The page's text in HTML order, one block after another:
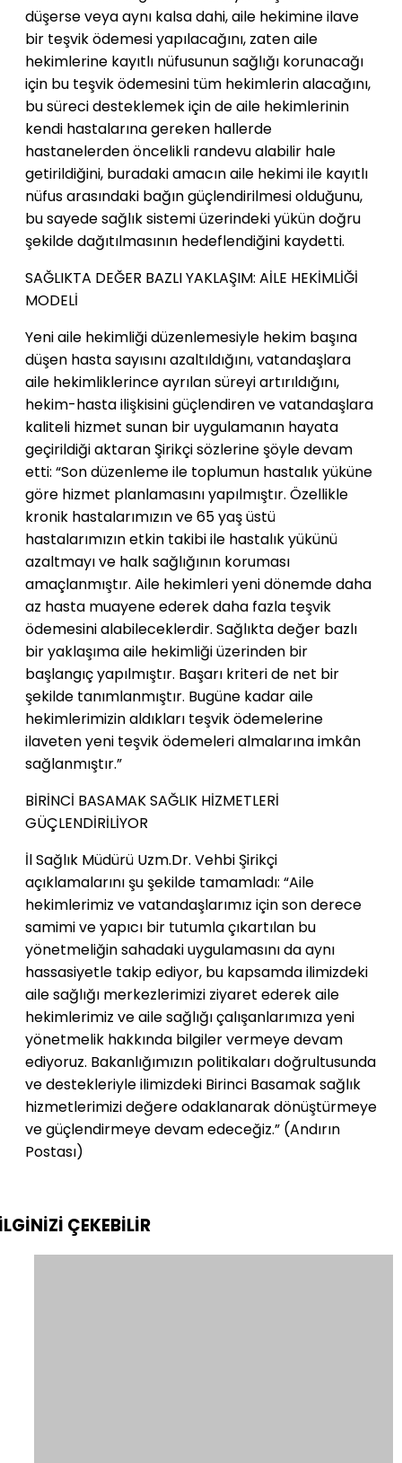
düşerse veya aynı kalsa dahi, aile hekimine ilave
bir teşvik ödemesi yapılacağını, zaten aile
hekimlerine kayıtlı nüfusunun sağlığı korunacağı
için bu teşvik ödemesini tüm hekimlerin alacağını,
bu süreci desteklemek için de aile hekimlerinin
kendi hastalarına gereken hallerde
hastanelerden öncelikli randevu alabilir hale
getirildiğini, buradaki amacın aile hekimi ile kayıtlı
nüfus arasındaki bağın güçlendirilmesi olduğunu,
bu sayede sağlık sistemi üzerindeki yükün doğru
şekilde dağıtılmasının hedeflendiğini kaydetti.
SAĞLIKTA DEĞER BAZLI YAKLAŞIM: AİLE HEKİMLİĞİ
MODELİ
Yeni aile hekimliği düzenlemesiyle hekim başına
düşen hasta sayısını azaltıldığını, vatandaşlara
aile hekimliklerince ayrılan süreyi artırıldığını,
hekim-hasta ilişkisini güçlendiren ve vatandaşlara
kaliteli hizmet sunan bir uygulamanın hayata
geçirildiği aktaran Şirikçi sözlerine şöyle devam
etti: “Son düzenleme ile toplumun hastalık yüküne
göre hizmet planlamasını yapılmıştır. Özellikle
kronik hastalarımızın ve 65 yaş üstü
hastalarımızın etkin takibi ile hastalık yükünü
azaltmayı ve halk sağlığının koruması
amaçlanmıştır. Aile hekimleri yeni dönemde daha
az hasta muayene ederek daha fazla teşvik
ödemesini alabileceklerdir. Sağlıkta değer bazlı
bir yaklaşıma aile hekimliği üzerinden bir
başlangıç yapılmıştır. Başarı kriteri de net bir
şekilde tanımlanmıştır. Bugüne kadar aile
hekimlerimizin aldıkları teşvik ödemelerine
ilaveten yeni teşvik ödemeleri almalarına imkân
sağlanmıştır.”
BİRİNCİ BASAMAK SAĞLIK HİZMETLERİ
GÜÇLENDİRİLİYOR
İl Sağlık Müdürü Uzm.Dr. Vehbi Şirikçi
açıklamalarını şu şekilde tamamladı: “Aile
hekimlerimiz ve vatandaşlarımız için son derece
samimi ve yapıcı bir tutumla çıkartılan bu
yönetmeliğin sahadaki uygulamasını da aynı
hassasiyetle takip ediyor, bu kapsamda ilimizdeki
aile sağlığı merkezlerimizi ziyaret ederek aile
hekimlerimiz ve aile sağlığı çalışanlarımıza yeni
yönetmelik hakkında bilgiler vermeye devam
ediyoruz. Bakanlığımızın politikaları doğrultusunda
ve destekleriyle ilimizdeki Birinci Basamak sağlık
hizmetlerimizi değere odaklanarak dönüştürmeye
ve güçlendirmeye devam edeceğiz.” (Andırın
Postası)
ÇEKEBİLİR